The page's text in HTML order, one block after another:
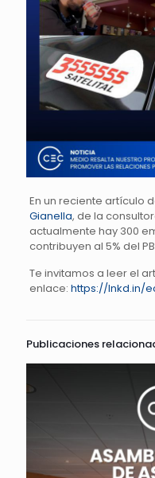
En un reciente artículo
Gianella, de la
actualmente hay 300
contribuyen al 5% del
Te invitamos a leer el
enlace: https://lnkd.in/
Publicaciones